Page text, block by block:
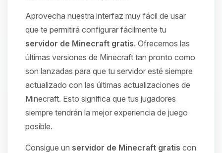
Aprovecha nuestra interfaz muy fácil de usar
que te permitirá configurar fácilmente tu
servidor de Minecraft gratis. Ofrecemos las
últimas versiones de Minecraft tan pronto como
son lanzadas para que tu servidor esté siempre
actualizado con las últimas actualizaciones de
Minecraft. Esto significa que tus jugadores
siempre tendrán la mejor experiencia de juego
posible.
Consigue un servidor de Minecraft gratis con